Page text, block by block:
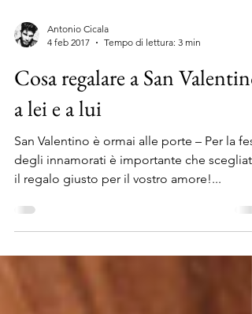
Antonio Cicala
4 feb 2017
Cosa regalare a San Valentino
a lei e a lui
San Valentino è ormai alle porte – Per la
degli innamorati è importante che scegliate